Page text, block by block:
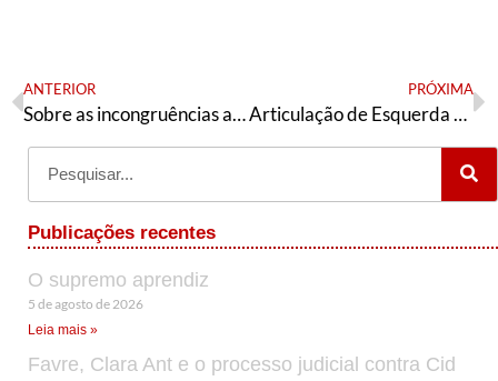
ANTERIOR
Sobre as incongruências atuais
PRÓXIMA
Articulação de Esquerda realiza Plenária Nacional de 15/11 a 17/11, em São Paulo -SP
Publicações recentes
O supremo aprendiz
5 de agosto de 2026
Leia mais »
Favre, Clara Ant e o processo judicial contra Cid